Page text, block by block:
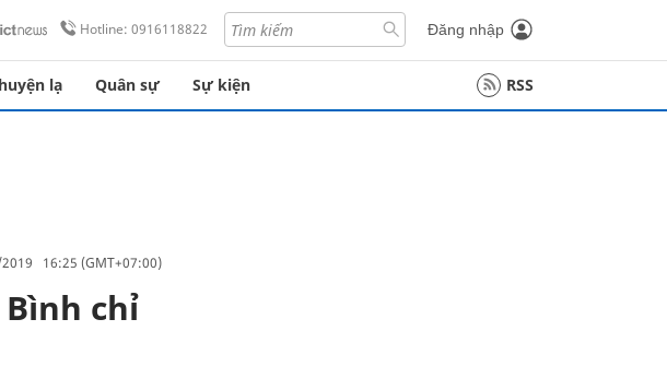
Hotline: 0916118822 Đăng nhập
lạ Quân sự Sự kiện RSS
16:25 (GMT+07:00)
chỉ